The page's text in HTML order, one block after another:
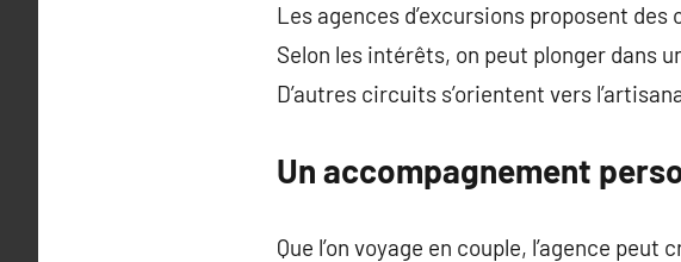
Les agences d’excursions proposent
Selon les intérêts, on peut plonger dans
D’autres circuits s’orientent vers
Un accompagnement
Que l’on voyage en couple, l’agence